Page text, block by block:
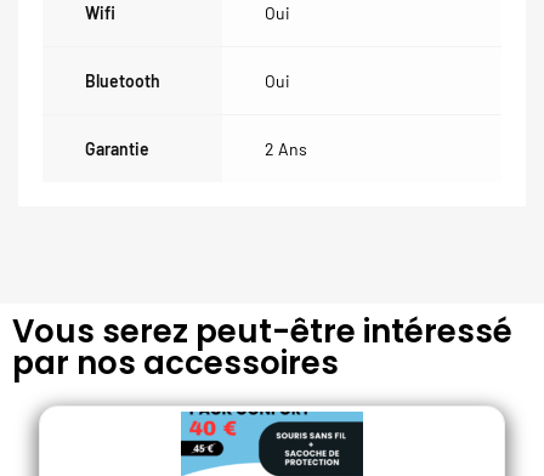
Wifi Oui
Bluetooth Oui
Garantie 2 Ans
Vous serez peut-être intéressé
par nos accessoires